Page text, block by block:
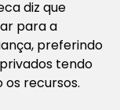
diz que
para a
preferindo
tendo
recursos.